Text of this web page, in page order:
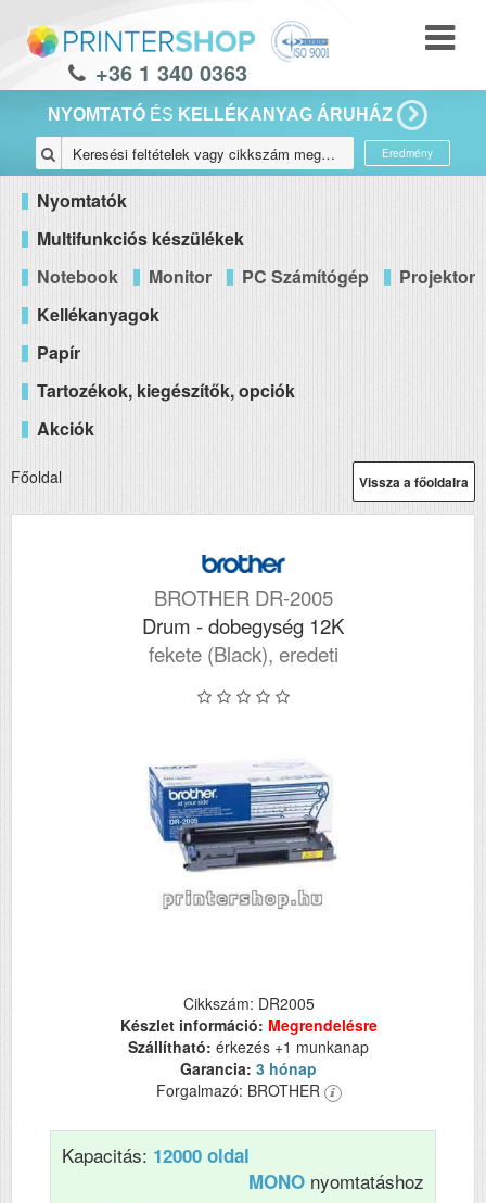
+36 1 340 0363
NYOMTATÓ ÉS KELLÉKANYAG ÁRUHÁZ
Eredmény
Nyomtatók
Multifunkciós készülékek
Notebook
Monitor PC Számítógép
Projektor
Kellékanyagok
Papír
Tartozékok, kiegészítők, opciók
Akciók
Vissza a főoldalra
Főoldal
BROTHER DR-2005
Drum - dobegység 12K
fekete (Black), eredeti
Cikkszám: DR2005
Készlet információ: Megrendelésre
Szállítható: érkezés +1 munkanap
Garancia: 3 hónap
Forgalmazó: BROTHER
Kapacitás: 12000 oldal
MONO nyomtatáshoz